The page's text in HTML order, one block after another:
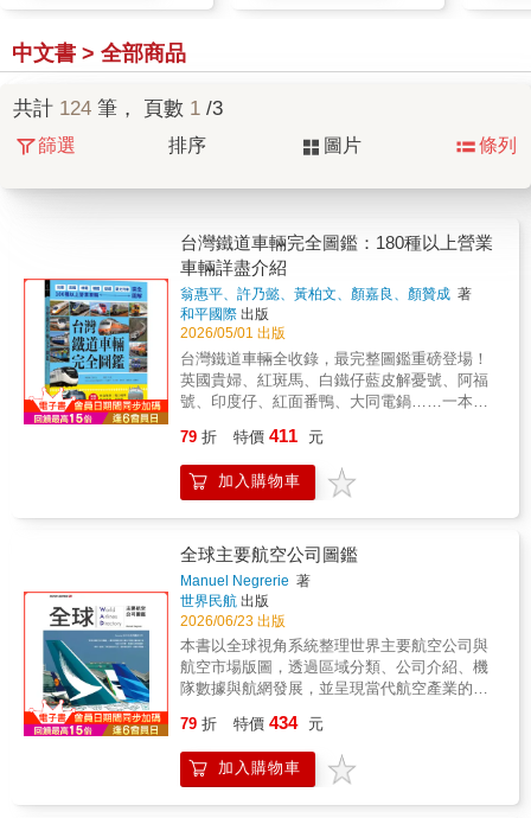
中文書 > 全部商品
共計 124 筆， 頁數 1 /3
篩選 排序 圖片 條列
台灣鐵道車輛完全圖鑑：180種以上營業
車輛詳盡介紹
翁惠平、許乃懿、黃柏文、顏嘉良、顏贊成 著
和平國際 出版
2026/05/01 出版
台灣鐵道車輛全收錄，最完整圖鑑重磅登場！
英國貴婦、紅斑馬、白鐵仔藍皮解憂號、阿福
號、印度仔、紅面番鴨、大同電鍋……一本掌
鑑 由鐵道研究者鄧志忠總編審、台鐵前董
事長杜微策劃，集結橫跨運轉、維修、文化、
影像與產業鐵道領域的專業團隊，匯聚多年實
錄180種以上台灣現役與經典營業車輛，涵蓋台
鐵、高鐵、林業鐵路、糖業鐵路、捷運系統與
觀光列車。從柴油機車、電力機車、柴聯車、
電聯車，到各式客車與貨車，依車種分類清楚
呈現，全面建立讀者對台灣鐵道車輛的認識架
構。 書中不僅收錄大量精選彩色圖片，更
深入介紹每一款車輛的設計背景、技術特色、
服役歷程與功能定位。那些充滿情感的暱稱與
經典車型，不只是鐵道迷的共同記憶，也映照
伸涵蓋鐵道基礎知識與文化面向，從系統運作
到觀光列車，從產業鐵道到生活記憶，帶領讀
者從「看車」進一步走向「看懂鐵道」。
79 折 特價 411 元
加入購物車
全球主要航空公司圖鑑
Manuel Negrerie 著
世界民航 出版
2026/06/23 出版
本書以全球視角系統整理世界主要航空公司與
航空市場版圖，透過區域分類、公司介紹、機
隊數據與航網發展，並呈現當代航空產業的運
少數以繁體中文持續記錄全球航空產業脈動的
出版特色，為航空從業者、航空迷與產業觀察
者提供兼具知識性與收藏價值的航空指南。 本
79 折 特價 434 元
加入購物車